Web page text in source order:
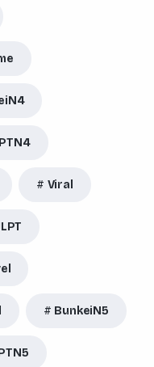
Viral
BunkeiN5